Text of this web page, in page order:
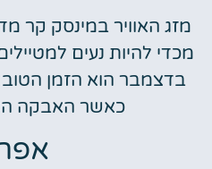
מזג האוויר במינסק קר
בדצמבר הוא הזמן הטוב
כאשר האבקה